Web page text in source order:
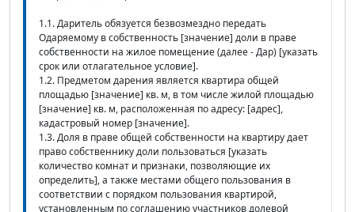
1.1. Даритель обязуется безвозмездно передать
Одаряемому в собственность [значение] доли в праве
собственности на жилое помещение (далее - Дар) [указать
срок или отлагательное условие].
1.2. Предметом дарения является квартира общей
площадью [значение] кв. м, в том числе жилой площадью
[значение] кв. м, расположенная по адресу: [адрес],
кадастровый номер [значение].
1.3. Доля в праве общей собственности на квартиру дает
право собственнику доли пользоваться [указать
количество комнат и признаки, позволяющие их
определить], а также местами общего пользования в
соответствии с порядком пользования квартирой,
установленным по соглашению участников долевой